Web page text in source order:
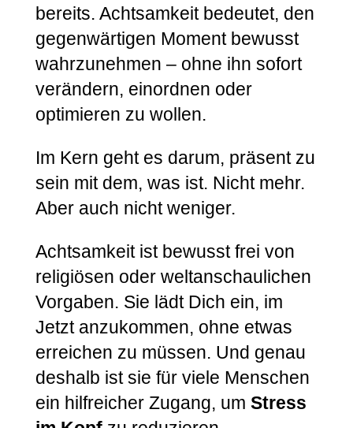
bereits. Achtsamkeit bedeutet, den
gegenwärtigen Moment bewusst
wahrzunehmen – ohne ihn sofort
verändern, einordnen oder
optimieren zu wollen.
Im Kern geht es darum, präsent zu
sein mit dem, was ist. Nicht mehr.
Aber auch nicht weniger.
Achtsamkeit ist bewusst frei von
religiösen oder weltanschaulichen
Vorgaben. Sie lädt Dich ein, im
Jetzt anzukommen, ohne etwas
erreichen zu müssen. Und genau
deshalb ist sie für viele Menschen
ein hilfreicher Zugang, um Stress